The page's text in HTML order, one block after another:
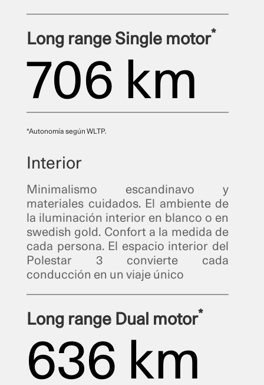
Long range Single motor*
706 km
*Autonomía según WLTP.
Interior
Minimalismo escandinavo y
materiales cuidados. El ambiente de
la iluminación interior en blanco o en
swedish gold. Confort a la medida de
cada persona. El espacio interior del
Polestar 3 convierte cada
conducción en un viaje único
Long range Dual motor*
636 km